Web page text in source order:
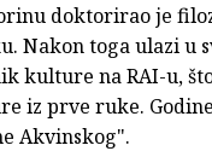
doktorirao je
Nakon toga ulazi u
kulture na RAI-u,
iz prve ruke.
Akvinskog".